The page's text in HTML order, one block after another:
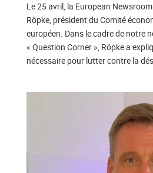
Le 25 avril, la European
Röpke, président du Comité
européen. Dans le cadre de notre
« Question Corner », Röpke a
nécessaire pour lutter contre la